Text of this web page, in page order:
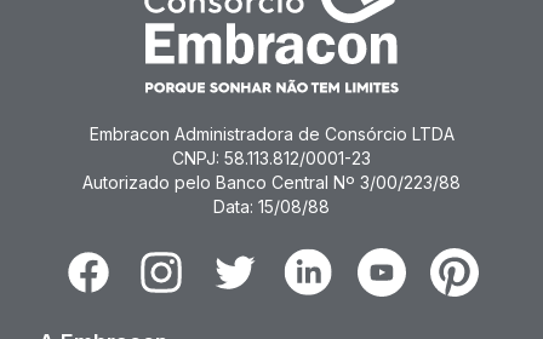
Embracon Administradora de Consórcio LTDA
CNPJ: 58.113.812/0001-23
Autorizado pelo Banco Central Nº 3/00/223/88
Data: 15/08/88
FacebookInstagramTwitter LinkedinYoutubePinterest